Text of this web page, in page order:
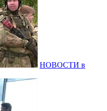
НОВОСТИ в